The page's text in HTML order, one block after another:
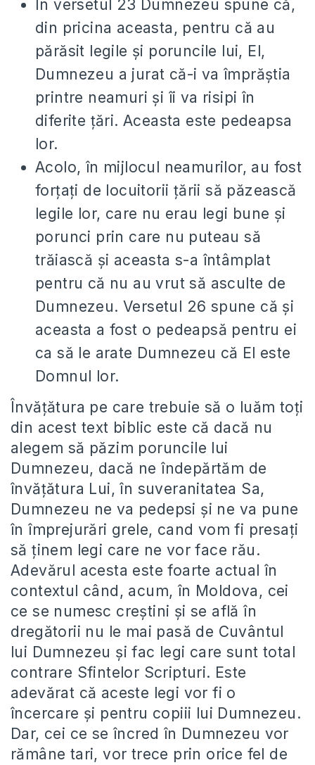
În versetul 23 Dumnezeu spune că,
din pricina aceasta, pentru că au
părăsit legile și poruncile lui, El,
Dumnezeu a jurat că-i va împrăștia
printre neamuri și îi va risipi în
diferite țări. Aceasta este pedeapsa
lor.
Acolo, în mijlocul neamurilor, au fost
forțați de locuitorii țării să păzească
legile lor, care nu erau legi bune și
porunci prin care nu puteau să
trăiască și aceasta s-a întâmplat
pentru că nu au vrut să asculte de
Dumnezeu. Versetul 26 spune că și
aceasta a fost o pedeapsă pentru ei
ca să le arate Dumnezeu că El este
Domnul lor.
Învățătura pe care trebuie să o luăm toți
din acest text biblic este că dacă nu
alegem să păzim poruncile lui
Dumnezeu, dacă ne îndepărtăm de
învățătura Lui, în suveranitatea Sa,
Dumnezeu ne va pedepsi și ne va pune
în împrejurări grele, cand vom fi presați
să ținem legi care ne vor face rău.
Adevărul acesta este foarte actual în
contextul când, acum, în Moldova, cei
ce se numesc creștini și se află în
dregătorii nu le mai pasă de Cuvântul
lui Dumnezeu și fac legi care sunt total
contrare Sfintelor Scripturi. Este
adevărat că aceste legi vor fi o
încercare și pentru copiii lui Dumnezeu.
Dar, cei ce se încred în Dumnezeu vor
rămâne tari, vor trece prin orice fel de